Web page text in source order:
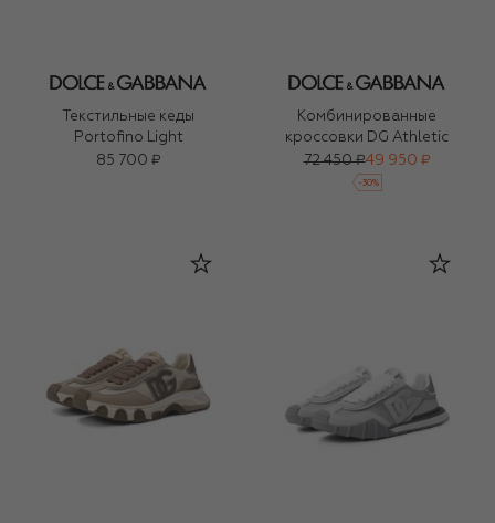
Текстильные кеды
Portofino Light
85 700 ₽
Комбинированные
кроссовки DG Athletic
72 450 ₽49 950 ₽
-30%